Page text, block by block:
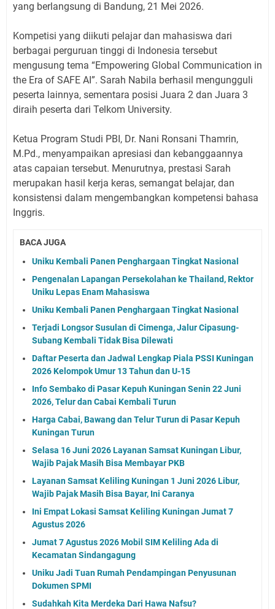
yang berlangsung di Bandung, 21 Mei 2026.
Kompetisi yang diikuti pelajar dan mahasiswa dari
berbagai perguruan tinggi di Indonesia tersebut
mengusung tema “Empowering Global Communication in
the Era of SAFE AI”. Sarah Nabila berhasil mengungguli
peserta lainnya, sementara posisi Juara 2 dan Juara 3
diraih peserta dari Telkom University.
Ketua Program Studi PBI, Dr. Nani Ronsani Thamrin,
M.Pd., menyampaikan apresiasi dan kebanggaannya
atas capaian tersebut. Menurutnya, prestasi Sarah
merupakan hasil kerja keras, semangat belajar, dan
konsistensi dalam mengembangkan kompetensi bahasa
Inggris.
BACA JUGA
Uniku Kembali Panen Penghargaan Tingkat Nasional
Pengenalan Lapangan Persekolahan ke Thailand, Rektor
Uniku Lepas Enam Mahasiswa
Uniku Kembali Panen Penghargaan Tingkat Nasional
Terjadi Longsor Susulan di Cimenga, Jalur Cipasung-
Subang Kembali Tidak Bisa Dilewati
Daftar Peserta dan Jadwal Lengkap Piala PSSI Kuningan
2026 Kelompok Umur 13 Tahun dan U-15
Info Sembako di Pasar Kepuh Kuningan Senin 22 Juni
2026, Telur dan Cabai Kembali Turun
Harga Cabai, Bawang dan Telur Turun di Pasar Kepuh
Kuningan Turun
Selasa 16 Juni 2026 Layanan Samsat Kuningan Libur,
Wajib Pajak Masih Bisa Membayar PKB
Layanan Samsat Keliling Kuningan 1 Juni 2026 Libur,
Wajib Pajak Masih Bisa Bayar, Ini Caranya
Ini Empat Lokasi Samsat Keliling Kuningan Jumat 7
Agustus 2026
Jumat 7 Agustus 2026 Mobil SIM Keliling Ada di
Kecamatan Sindangagung
Uniku Jadi Tuan Rumah Pendampingan Penyusunan
Dokumen SPMI
Sudahkah Kita Merdeka Dari Hawa Nafsu?